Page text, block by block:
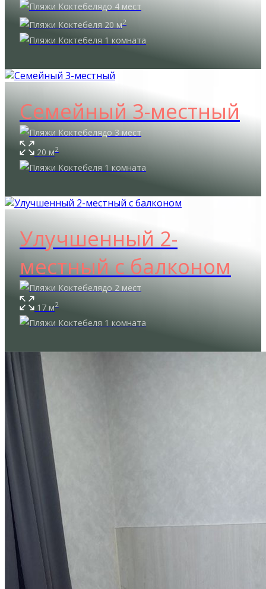
до 4 мест
20 м2
1 комната
Семейный 3-местный
до 3 мест
20 м2
1 комната
Улучшенный 2-
местный с балконом
до 2 мест
17 м2
1 комната